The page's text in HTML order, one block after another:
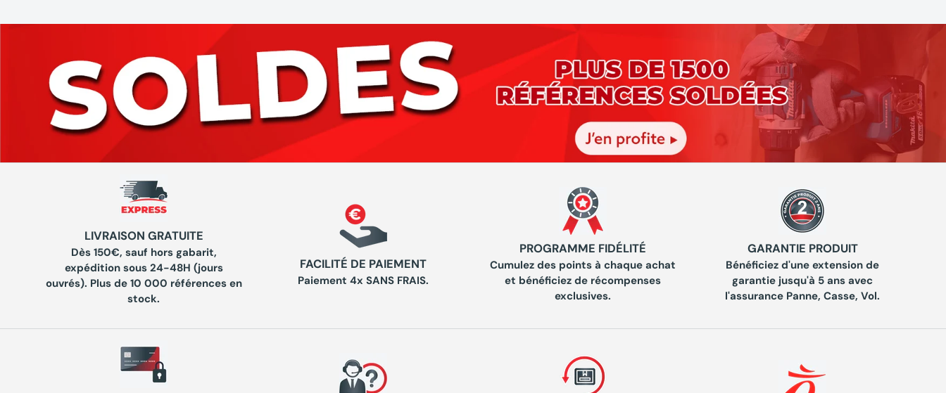
LIVRAISON GRATUITE
Dès 150€, sauf hors gabarit,
expédition sous 24-48H (jours
ouvrés). Plus de 10 000 références en
stock.
FACILITÉ DE PAIEMENT
Paiement 4x SANS FRAIS.
PROGRAMME FIDÉLITÉ
Cumulez des points à chaque achat
et bénéficiez de récompenses
exclusives.
GARANTIE PRODUIT
Bénéficiez d'une extension de
garantie jusqu'à 5 ans avec
l'assurance Panne, Casse, Vol.